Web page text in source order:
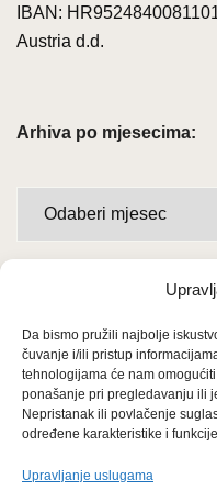
Da bismo pružili najbolje
čuvanje i/ili pristup
tehnologijama će nam
ponašanje pri pregledavanju ili
Nepristanak ili povlačenje
određene karakteristike i
Upravljanje uslugama
IBAN:
Austria d.d.
Arhiva po mjesecima:
h
a
p
o
m
e
Uvjeti korištenja
Politika privatnosti
Kolačići